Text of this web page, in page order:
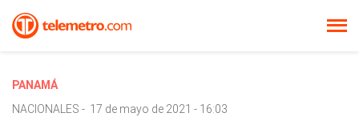
PANAMÁ
NACIONALES - 17 de mayo de 2021 - 16:03